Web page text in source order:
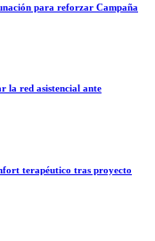
para reforzar Campaña
la red asistencial ante
terapéutico tras proyecto